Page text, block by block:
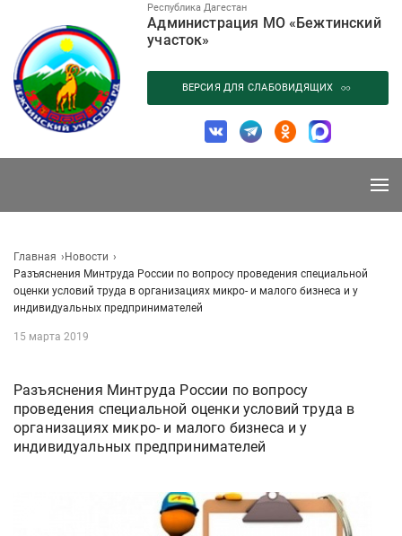
содержанию
Республика Дагестан
Администрация МО «Бежтинский
участок»
ВЕРСИЯ ДЛЯ СЛАБОВИДЯЩИХ
Главная
Новости
Разъяснения Минтруда России по вопросу проведения специальной
оценки условий труда в организациях микро- и малого бизнеса и у
индивидуальных предпринимателей
15 марта 2019
Разъяснения Минтруда России по вопросу
проведения специальной оценки условий труда в
организациях микро- и малого бизнеса и у
индивидуальных предпринимателей